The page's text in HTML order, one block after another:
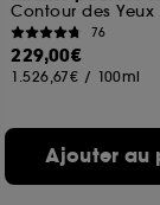
Contour des Yeux
76
229,00€
1.526,67€ / 100ml
Ajouter au